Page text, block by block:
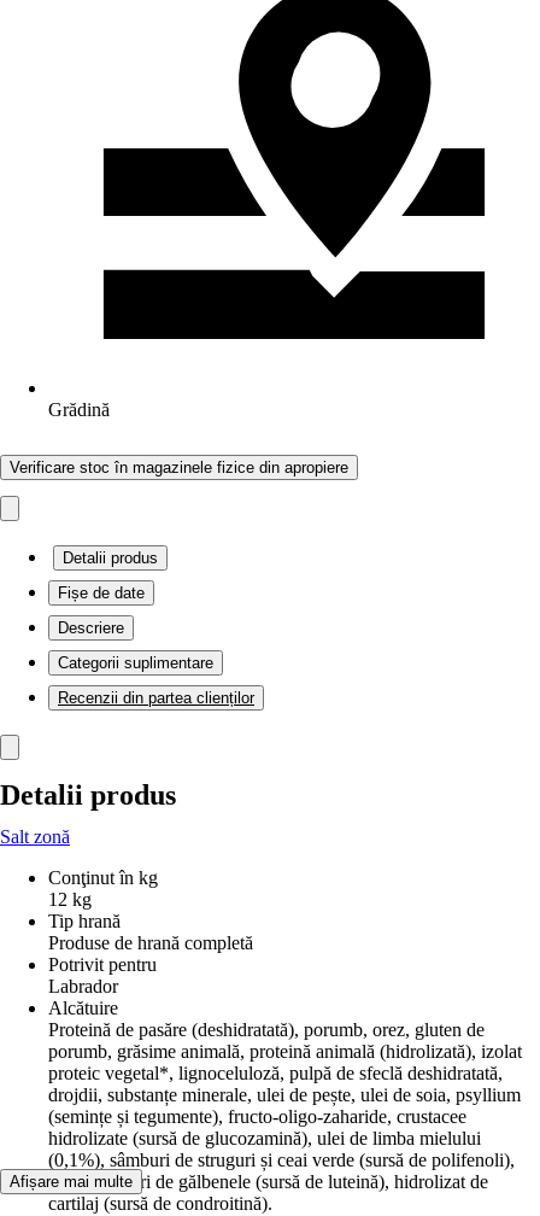
Grădină
Verificare stoc în magazinele fizice din apropiere
Detalii produs
Fișe de date
Descriere
Categorii suplimentare
Recenzii din partea clienților
Detalii produs
Salt zonă
Conţinut în kg
12 kg
Tip hrană
Produse de hrană completă
Potrivit pentru
Labrador
Alcătuire
Proteină de pasăre (deshidratată), porumb, orez, gluten de
porumb, grăsime animală, proteină animală (hidrolizată), izolat
proteic vegetal*, lignoceluloză, pulpă de sfeclă deshidratată,
drojdii, substanțe minerale, ulei de pește, ulei de soia, psyllium
(semințe și tegumente), fructo-oligo-zaharide, crustacee
hidrolizate (sursă de glucozamină), ulei de limba mielului
(0,1%), sâmburi de struguri și ceai verde (sursă de polifenoli),
făină din flori de gălbenele (sursă de luteină), hidrolizat de
cartilaj (sursă de condroitină).
Afișare mai multe